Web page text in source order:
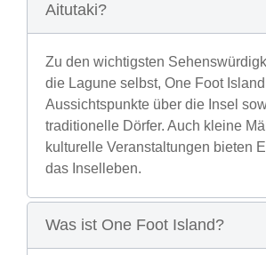
Aitutaki?
Zu den wichtigsten
die Lagune selbst, One Foot
Aussichtspunkte über die Insel
traditionelle Dörfer. Auch kleine
kulturelle Veranstaltungen bieten
das Inselleben.
Was ist One Foot Island?